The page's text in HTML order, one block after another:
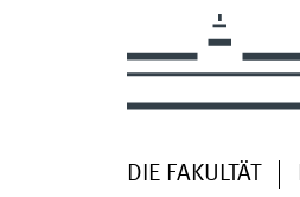
DIE FAKULTÄT